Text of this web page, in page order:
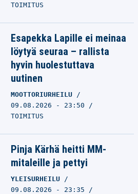
TOIMITUS
Esapekka Lapille ei meinaa
löytyä seuraa – rallista
hyvin huolestuttava
uutinen
MOOTTORIURHEILU
09.08.2026 - 23:50
TOIMITUS
Pinja Kärhä heitti MM-
mitaleille ja pettyi
YLEISURHEILU
09.08.2026 - 23:35